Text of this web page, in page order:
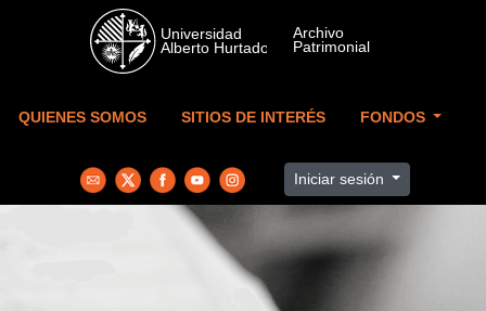
Skip to main content
QUIENES SOMOS SITIOS DE INTERÉS FONDOS
Iniciar sesión